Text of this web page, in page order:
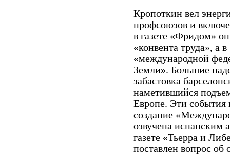
Кропоткин вел
профсоюзов и
в газете «Фридом»
«конвента труда», а
«международной
Земли». Большие
забастовка
наметившийся
Европе. Эти события
создание
озвучена испанским
газете «Тьерра и
поставлен вопрос об